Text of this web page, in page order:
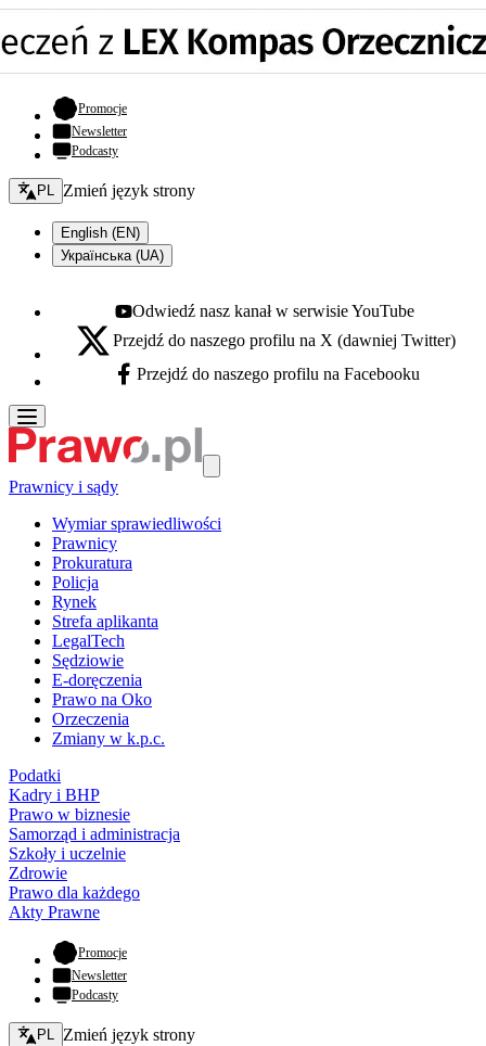
Promocje- otwiera się w nowej karcie
Newsletter
Podcasty
Zmień język - bieżący:
PL Zmień język strony
English (EN)
Українська (UA)
Youtube - otwiera się w nowej karcie
Odwiedź nasz kanał w serwisie YouTube
X - otwiera się w nowej karcie
Przejdź do naszego profilu na X (dawniej Twitter)
Facebook - otwiera się w nowej karcie
Przejdź do naszego profilu na Facebooku
Prawnicy i sądy
Wymiar sprawiedliwości
Prawnicy
Prokuratura
Policja
Rynek
Strefa aplikanta
LegalTech
Sędziowie
E-doręczenia
Prawo na Oko
Orzeczenia
Zmiany w k.p.c.
Podatki
Kadry i BHP
Prawo w biznesie
Samorząd i administracja
Szkoły i uczelnie
Zdrowie
Prawo dla każdego
Akty Prawne
Promocje- otwiera się w nowej karcie
Newsletter
Podcasty
Zmień język - bieżący:
PL Zmień język strony